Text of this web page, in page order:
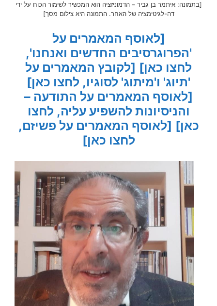
[בתמונה: איתמר בן גביר – הדמוניזציה הוא המכשיר לשימור הכוח על ידי
דה-לגיטימציה של האחר. התמונה היא צילום מסך]
[לאוסף המאמרים על
'הפרוגרסיבים החדשים ואנחנו',
לחצו כאן] [לקובץ המאמרים על
'תיוג' ו'מיתוג' לסוגיו, לחצו כאן]
[לאוסף המאמרים על התודעה –
והניסיונות להשפיע עליה, לחצו
כאן] [לאוסף המאמרים על פשיזם,
לחצו כאן]